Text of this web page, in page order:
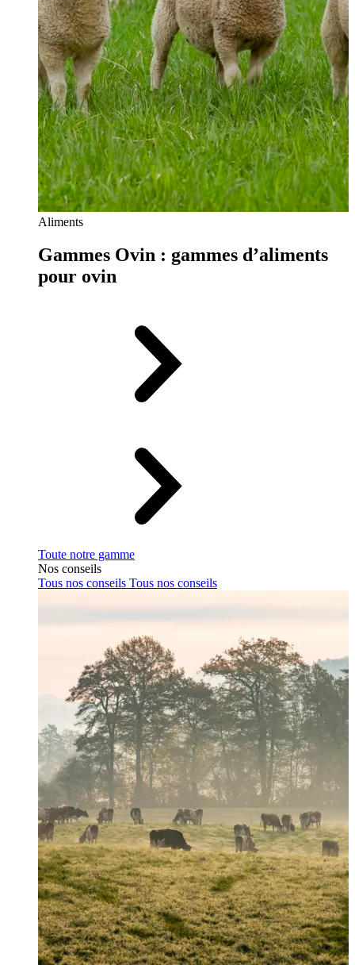
Aliments
Gammes Ovin : gammes d’aliments
pour ovin
Toute notre gamme
Nos conseils
Tous nos conseils Tous nos conseils